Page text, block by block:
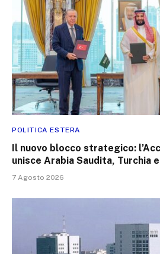
POLITICA ESTERA
Il nuovo blocco strategico:
unisce Arabia Saudita, Turchia
7 Agosto 2026